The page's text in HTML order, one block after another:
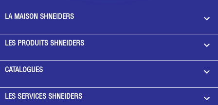
LA MAISON SHNEIDERS 
LES PRODUITS SHNEIDERS 
CATALOGUES 
LES SERVICES SHNEIDERS 